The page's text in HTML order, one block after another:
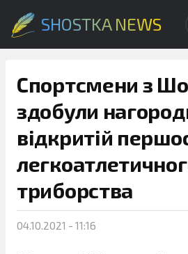
SHOSTKA NEWS
Спортсмени з
здобули
відкритій
триборства
04.10.2021 - 11:16